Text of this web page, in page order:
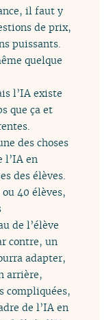
il faut y
de prix,
puissants.
quelque
l’IA existe
que ça et
des choses
l’IA en
des élèves.
40 élèves,
de l’élève
contre, un
adapter,
arrière,
compliquées,
de l’IA en